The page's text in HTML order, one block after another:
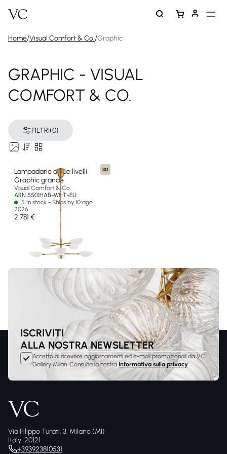
Home/Visual Comfort & Co./Graphic
GRAPHIC - VISUAL
COMFORT & CO.
FILTRI(0)
3D
Lampadario a due livelli
Graphic grande
Visual Comfort & Co
ARN 5501HAB-WHT-EU
5 In stock - Ships by 10 ago
2026
2 781 €
ISCRIVITI
ALLA NOSTRA NEWSLETTER
Accetto di ricevere aggiornamenti ed e-mail promozionali da VC
Gallery Milan. Consulta la nostra Informativa sulla privacy
Via Filippo Turati, 3, Milano (MI)
Italy, 20121
+393923810531